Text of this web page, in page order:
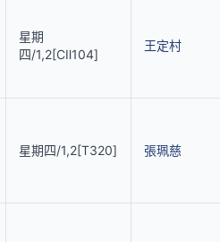
星期
四/1,2[CⅡ104]
王定村
星期四/1,2[T320] 張珮慈